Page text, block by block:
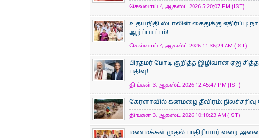
செவ்வாய் 4, ஆகஸ்ட் 2026 5:20:07 PM (IST)
உதயநிதி ஸ்டாலின் கைதுக்கு எதிர்ப்பு:
ஆர்ப்பாட்டம்!
செவ்வாய் 4, ஆகஸ்ட் 2026 11:36:24 AM (IST)
பிரதமர் மோடி குறித்த இழிவான ஏஐ
பதிவு!
திங்கள் 3, ஆகஸ்ட் 2026 12:45:47 PM (IST)
கேரளாவில் கனமழை தீவிரம்:
திங்கள் 3, ஆகஸ்ட் 2026 10:18:23 AM (IST)
மணமக்கள் முதல் பாதிரியார் வரை